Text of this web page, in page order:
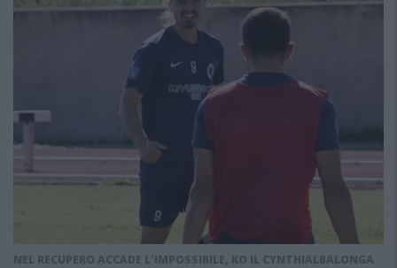
NEL RECUPERO ACCADE L'IMPOSSIBILE, KO IL CYNTHIALBALONGA